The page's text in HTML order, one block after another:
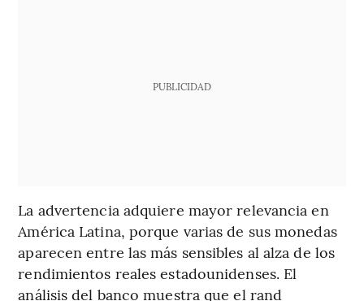
PUBLICIDAD
La advertencia adquiere mayor relevancia en
América Latina, porque varias de sus monedas
aparecen entre las más sensibles al alza de los
rendimientos reales estadounidenses. El
análisis del banco muestra que el rand